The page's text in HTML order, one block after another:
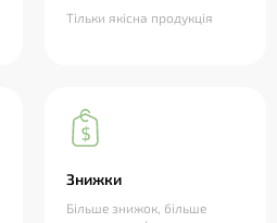
Тільки якісна продукція
Знижки
Більше знижок, більше